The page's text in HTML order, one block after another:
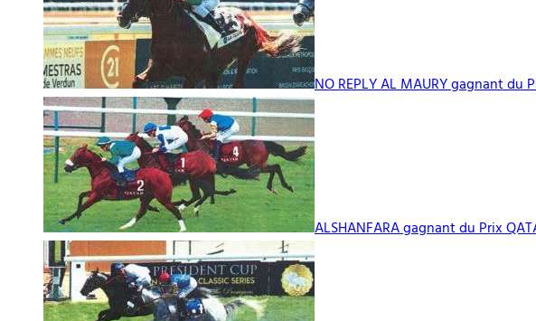
NO REPLY AL MAURY gagnant du
ALSHANFARA gagnant du Prix